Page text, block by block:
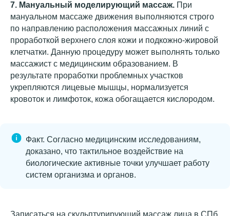
7. Мануальный моделирующий массаж. При
мануальном массаже движения выполняются строго
по направлению расположения массажных линий с
проработкой верхнего слоя кожи и подкожно-жировой
клетчатки. Данную процедуру может выполнять только
массажист с медицинским образованием. В
результате проработки проблемных участков
укрепляются лицевые мышцы, нормализуется
кровоток и лимфоток, кожа обогащается кислородом.
Факт. Согласно медицинским исследованиям,
доказано, что тактильное воздействие на
биологические активные точки улучшает работу
систем организма и органов.
Записаться на скульптурирующий массаж лица в СПб